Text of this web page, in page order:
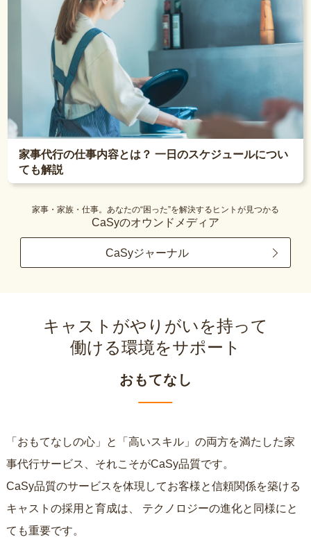
家事代行の仕事内容とは？ 一日のスケジュールについ
ても解説
家事・家族・仕事。あなたの“困った”を解決するヒントが見つかる
CaSyのオウンドメディア
CaSyジャーナル
キャストがやりがいを持って
働ける環境をサポート
おもてなし
「おもてなしの心」と「高いスキル」の両方を満たした家
事代行サービス、それこそがCaSy品質です。
CaSy品質のサービスを体現してお客様と信頼関係を築ける
キャストの採用と育成は、
ても重要です。